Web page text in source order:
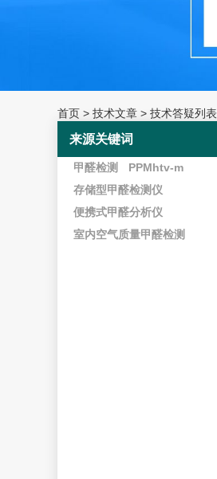
首页 > 技术文章 > 技术答疑列表
来源关键词
甲醛检测
PPMhtv-m
存储型甲醛检测仪
便携式甲醛分析仪
室内空气质量甲醛检测